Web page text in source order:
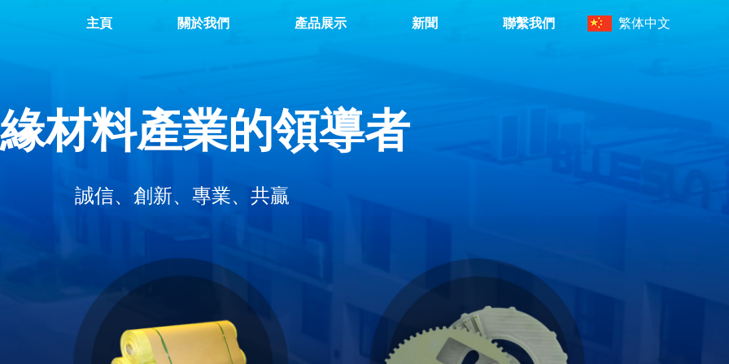
主頁 關於我們 產品展示 新聞 聯繫我們 繁体中文
材料產業的領導者
誠信、創新、專業、共贏